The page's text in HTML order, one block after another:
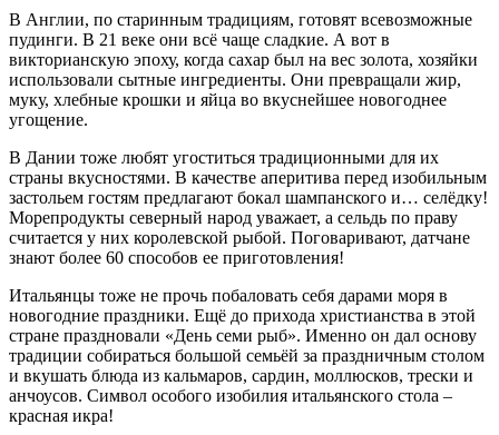
В Англии, по старинным традициям, готовят всевозможные
пудинги. В 21 веке они всё чаще сладкие. А вот в
викторианскую эпоху, когда сахар был на вес золота, хозяйки
использовали сытные ингредиенты. Они превращали жир,
муку, хлебные крошки и яйца во вкуснейшее новогоднее
угощение.
В Дании тоже любят угоститься традиционными для их
страны вкусностями. В качестве аперитива перед изобильным
застольем гостям предлагают бокал шампанского и… селёдку!
Морепродукты северный народ уважает, а сельдь по праву
считается у них королевской рыбой. Поговаривают, датчане
знают более 60 способов ее приготовления!
Итальянцы тоже не прочь побаловать себя дарами моря в
новогодние праздники. Ещё до прихода христианства в этой
стране праздновали «День семи рыб». Именно он дал основу
традиции собираться большой семьёй за праздничным столом
и вкушать блюда из кальмаров, сардин, моллюсков, трески и
анчоусов. Символ особого изобилия итальянского стола –
красная икра!